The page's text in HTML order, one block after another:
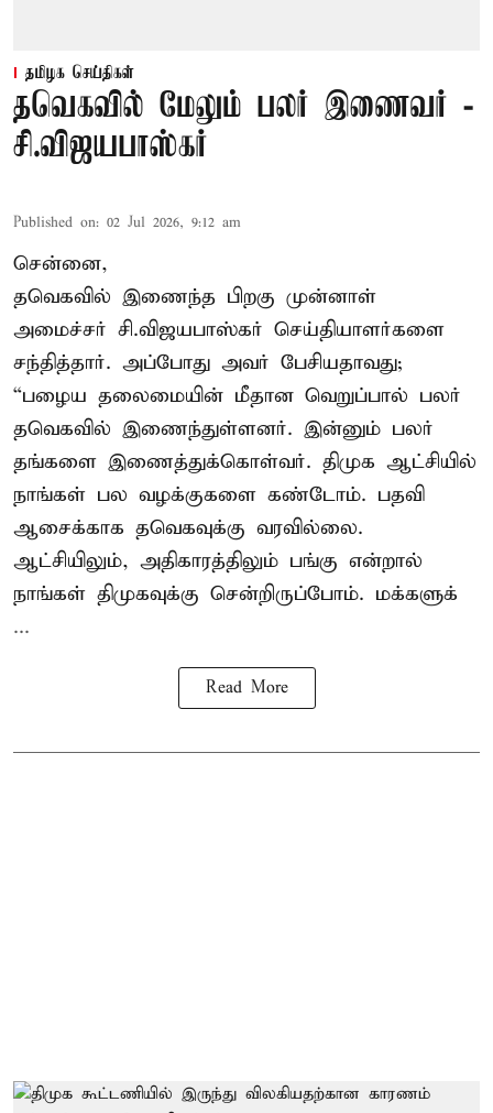
தமிழக செய்திகள்
தவெகவில் மேலும் பலர் இணைவர் -
சி.விஜயபாஸ்கர்
Published on: 02 Jul 2026, 9:12 am
சென்னை,
தவெகவில் இணைந்த பிறகு முன்னாள்
அமைச்சர் சி.விஜயபாஸ்கர் செய்தியாளர்களை
சந்தித்தார். அப்போது அவர் பேசியதாவது;
“பழைய தலைமையின் மீதான வெறுப்பால் பலர்
தவெகவில் இணைந்துள்ளனர். இன்னும் பலர்
தங்களை இணைத்துக்கொள்வர். திமுக ஆட்சியில்
நாங்கள் பல வழக்குகளை கண்டோம். பதவி
ஆசைக்காக தவெகவுக்கு வரவில்லை.
ஆட்சியிலும், அதிகாரத்திலும் பங்கு என்றால்
நாங்கள் திமுகவுக்கு சென்றிருப்போம். மக்களுக்
...
Read More